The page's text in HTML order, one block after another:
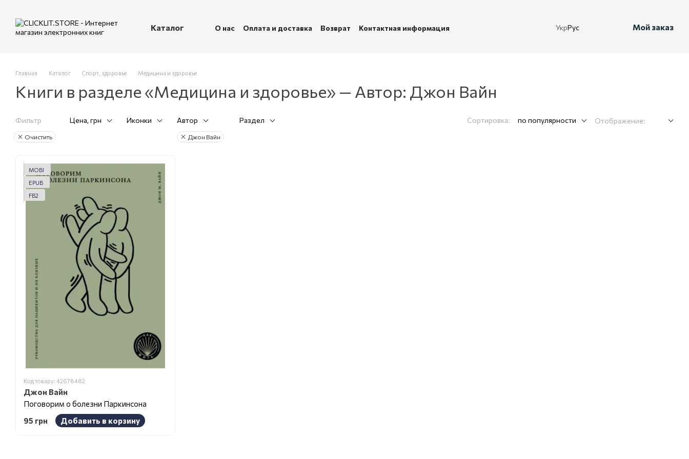
Каталог О нас Оплата и доставка Возврат
Контактная информация
УкрРус Мой заказ
Главная Каталог Спорт, здоровье Медицина и здоровье
Книги в разделе «Медицина и здоровье» — Автор: Джон Вайн
Фильтр
Очистить
Цена, грн Иконки Автор
Джон Вайн
Раздел Сортировка: по популярности Отображение:
MOBI
EPUB
FB2
Код товару: 42678482
Джон Вайн
Поговорим о болезни Паркинсона
95 грн
Добавить в корзину